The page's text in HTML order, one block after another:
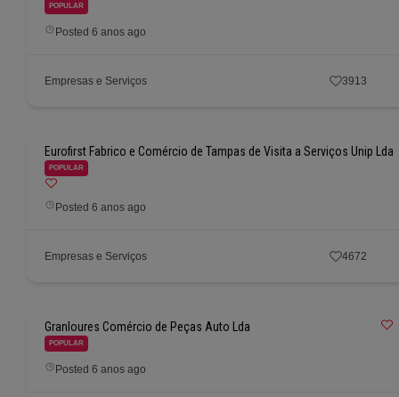
POPULAR
Posted 6 anos ago
Empresas e Serviços 3913
Eurofirst Fabrico e Comércio de Tampas de Visita a Serviços Unip Lda
POPULAR
Posted 6 anos ago
Empresas e Serviços 4672
Granloures Comércio de Peças Auto Lda
POPULAR
Posted 6 anos ago